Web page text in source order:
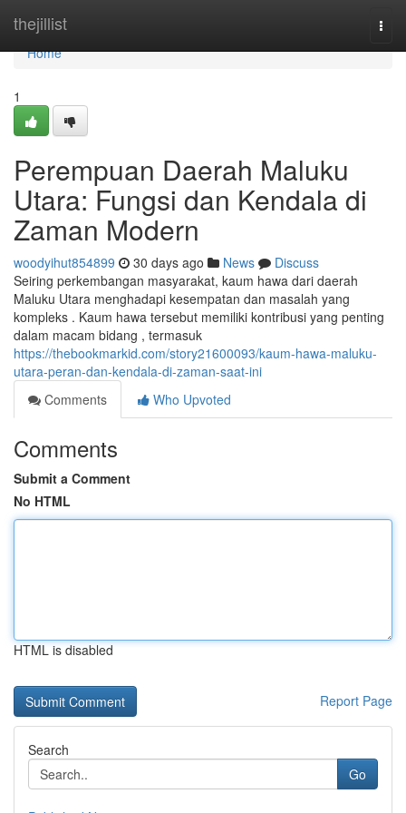
thejillist
Home
Home
1
Perempuan Daerah Maluku
Utara: Fungsi dan Kendala di
Zaman Modern
woodyihut854899 30 days ago News
Discuss
Seiring perkembangan masyarakat, kaum hawa dari daerah
Maluku Utara menghadapi kesempatan dan masalah yang
kompleks . Kaum hawa tersebut memiliki kontribusi yang penting
dalam macam bidang , termasuk
https://thebookmarkid.com/story21600093/kaum-hawa-maluku-
utara-peran-dan-kendala-di-zaman-saat-ini
Comments
Who Upvoted
Comments
Submit a Comment
No HTML
HTML is disabled
Report Page
Search
Go